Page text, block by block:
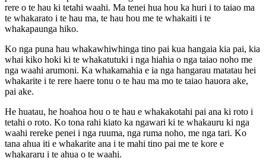
rere o te hau ki tetahi waahi. Ma tenei hua hou ka huri i to taiao ma
te whakarato i te hau ma, te hau hou me te whakaiti i te
whakapaunga hiko.
Ko nga puna hau whakawhiwhinga tino pai kua hangaia kia pai, kia
whai kiko hoki ki te whakatutuki i nga hiahia o nga taiao noho me
nga waahi arumoni. Ka whakamahia e ia nga hangarau matatau hei
whakarite i te rere haere tonu o te hau ma mo te taiao hauora ake,
pai ake.
He huatau, he hoahoa hou o te hau e whakakotahi pai ana ki roto i
tetahi o roto. Ko tona rahi kiato ka ngawari ki te whakauru ki nga
waahi rereke penei i nga ruuma, nga ruma noho, me nga tari. Ko
tana ahua iti e whakarite ana i te mahi tino pai me te kore e
whakararu i te ahua o te waahi.